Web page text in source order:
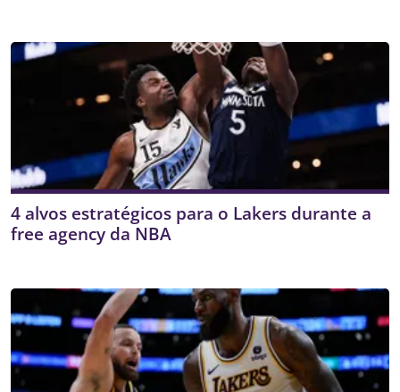
4 alvos estratégicos para o Lakers durante a
free agency da NBA